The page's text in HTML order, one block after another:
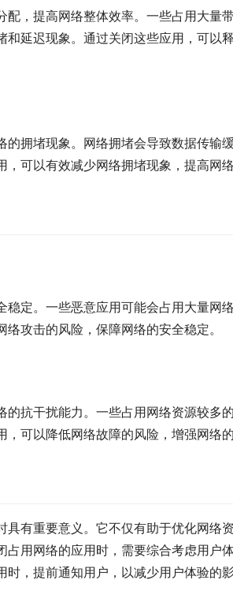
，提高网络整体效率。一些占用大量
延迟现象。通过关闭这些应用，可以
拥堵现象。网络拥堵会导致数据传输
可以有效减少网络拥堵现象，提高网
定。一些恶意应用可能会占用大量网
攻击的风险，保障网络的安全稳定。
抗干扰能力。一些占用网络资源较多
可以降低网络故障的风险，增强网络的
有重要意义。它不仅有助于优化网络
用网络的应用时，需要综合考虑用户
，提前通知用户，以减少用户体验的